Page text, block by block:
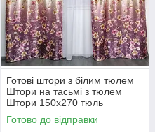
Готові штори з білим тюлем
Штори на тасьмі з тюлем
Штори 150х270 тюль
400х270 Штори з тюлем-
Бузковий
Готово до відправки